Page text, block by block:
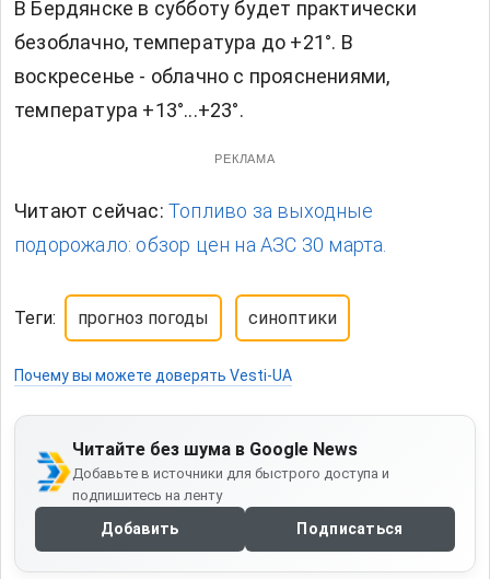
В Бердянске в субботу будет практически
безоблачно, температура до +21°. В
воскресенье - облачно с прояснениями,
температура +13°...+23°.
РЕКЛАМА
Читают сейчас: Топливо за выходные
подорожало: обзор цен на АЗС 30 марта.
Теги: прогноз погоды синоптики
Почему вы можете доверять Vesti-UA
Читайте без шума в Google News
Добавьте в источники для быстрого доступа и
подпишитесь на ленту
Добавить Подписаться